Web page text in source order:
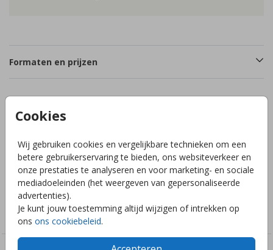
Cookies
Wij gebruiken cookies en vergelijkbare technieken om een
betere gebruikerservaring te bieden, ons websiteverkeer en
onze prestaties te analyseren en voor marketing- en sociale
mediadoeleinden (het weergeven van gepersonaliseerde
advertenties).
Je kunt jouw toestemming altijd wijzigen of intrekken op
ons ons cookiebeleid.
Formaten en prijzen
Productinformatie
Omschrijving
Witte trouwkaart met gouden bloemen en goudfolie.
Collectie
Trouwkaarten